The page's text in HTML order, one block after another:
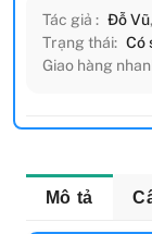
Tác giả : Đỗ Vũ,
Trạng thái: Có
Giao hàng
Mô tả